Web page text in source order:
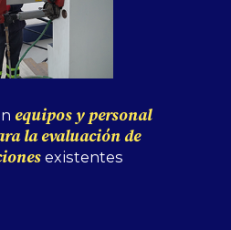
equipos y personal
la evaluación de
existentes